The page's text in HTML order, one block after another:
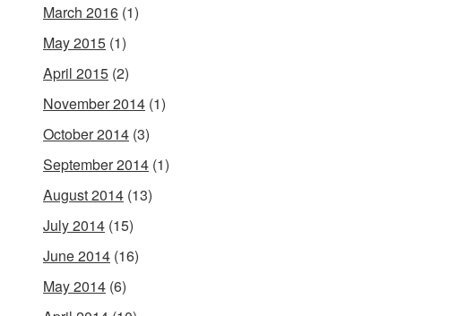
March 2016 (1)
May 2015 (1)
April 2015 (2)
November 2014 (1)
October 2014 (3)
September 2014 (1)
August 2014 (13)
July 2014 (15)
June 2014 (16)
May 2014 (6)